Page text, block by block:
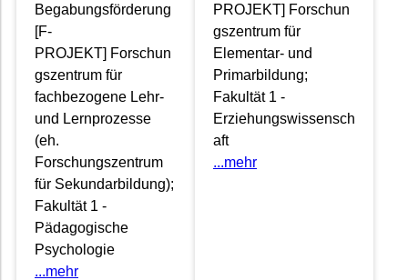
Begabungsförderung
[F-
PROJEKT] Forschun
gszentrum für
fachbezogene Lehr-
und Lernprozesse
(eh.
Forschungszentrum
für Sekundarbildung);
Fakultät 1 -
Pädagogische
Psychologie
...mehr
PROJEKT] Forschun
gszentrum für
Elementar- und
Primarbildung;
Fakultät 1 -
Erziehungswissensch
aft
...mehr